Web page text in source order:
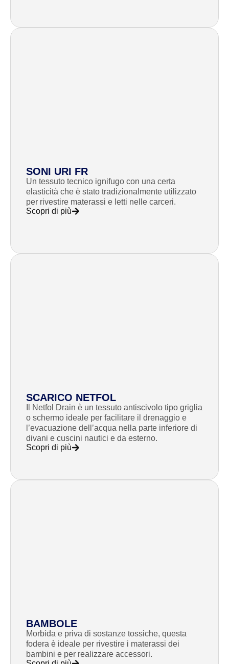
SONI URI FR
Un tessuto tecnico ignifugo con una certa
elasticità che è stato tradizionalmente utilizzato
per rivestire materassi e letti nelle carceri.
Scopri di più
SCARICO NETFOL
Il Netfol Drain è un tessuto antiscivolo tipo griglia
o schermo ideale per facilitare il drenaggio e
l’evacuazione dell’acqua nella parte inferiore di
divani e cuscini nautici e da esterno.
Scopri di più
BAMBOLE
Morbida e priva di sostanze tossiche, questa
fodera è ideale per rivestire i materassi dei
bambini e per realizzare accessori.